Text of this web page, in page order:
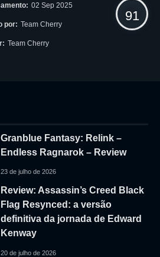
02 Sep 2025
por: Team Cherry
Team Cherry
91
Granblue Fantasy: Relink –
Endless Ragnarok – Review
23 de julho de 2026
Review: Assassin’s Creed Black
Flag Resynced: a versão
definitiva da jornada de Edward
Kenway
20 de julho de 2026